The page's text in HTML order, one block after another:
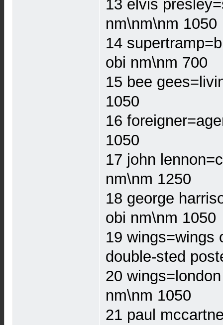
13 elvis
nm\nm\nm 1050
14
obi nm\nm 700
15 bee
1050
16
1050
17 john
nm\nm 1250
18 george
obi nm\nm 1050
19 wings=wings
double-sted
20
nm\nm 1050
21 paul